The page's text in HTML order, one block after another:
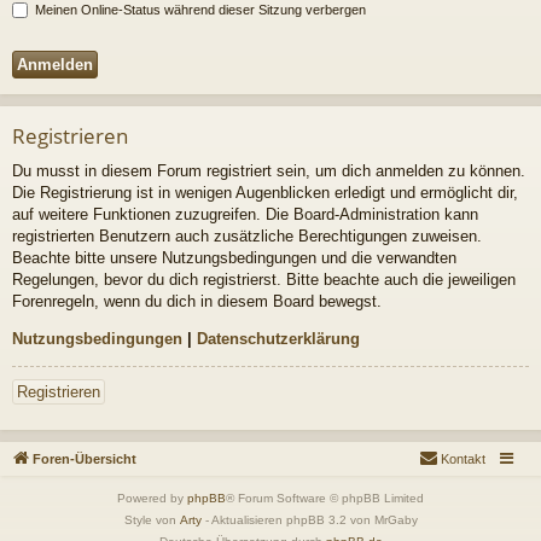
Meinen Online-Status während dieser Sitzung verbergen
Registrieren
Du musst in diesem Forum registriert sein, um dich anmelden zu können.
Die Registrierung ist in wenigen Augenblicken erledigt und ermöglicht dir,
auf weitere Funktionen zuzugreifen. Die Board-Administration kann
registrierten Benutzern auch zusätzliche Berechtigungen zuweisen.
Beachte bitte unsere Nutzungsbedingungen und die verwandten
Regelungen, bevor du dich registrierst. Bitte beachte auch die jeweiligen
Forenregeln, wenn du dich in diesem Board bewegst.
Nutzungsbedingungen | Datenschutzerklärung
Registrieren
Foren-Übersicht Kontakt
Powered by phpBB® Forum Software © phpBB Limited
Style von Arty- Aktualisieren phpBB 3.2 von MrGaby